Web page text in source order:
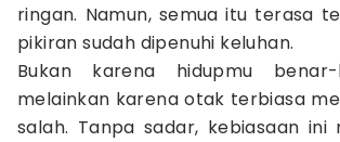
ringan. Namun, semua itu terasa
pikiran sudah dipenuhi keluhan.
Bukan karena hidupmu
melainkan karena otak terbiasa
salah. Tanpa sadar, kebiasaan